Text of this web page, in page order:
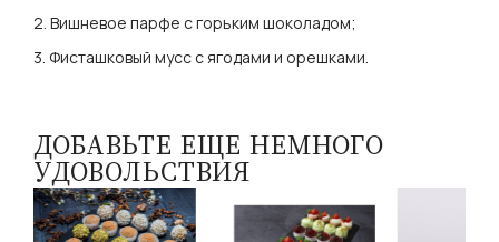
2. Вишневое парфе с горьким шоколадом;
3. Фисташковый мусс с ягодами и орешками.
ДОБАВЬТЕ ЕЩЕ НЕМНОГО
УДОВОЛЬСТВИЯ